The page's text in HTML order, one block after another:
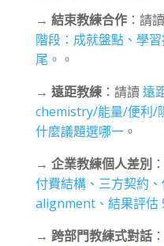
→ 結束教練合作：請讀
階段：成就盤點、學
尾。 。
→ 遠距教練：請讀 遠
chemistry/能量/便利/
什麼議題選哪一。
→ 企業教練個人差別
付費結構、三方契約
alignment、結果評估
→ 跨部門教練式對話